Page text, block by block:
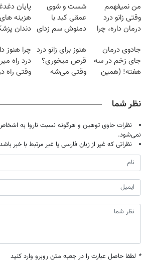
من نمیفهمم
وقتی زانو درد
درمان داره، چرا
تحمل میکنی؟❗
شست و شوی
عمقی کبد با
دمنوش سم زدای
پایان
هزینه های
دندان
خانگی
جادوی درمان
جای زخم در سه
هفته! (همین
هنوز برای زانو درد
قرص میخوری؟
وقتی می‌شه
چرا هنوز
درد راه
وقتی راه
نظر شما
نظرات حاوی توهین و هرگونه نسبت ناروا به
نمی‌شود.
نظراتی که غیر از زبان فارسی یا غیر مرتبط با خبر
* لطفا حاصل عبارت را در جعبه متن روبرو وارد کنید